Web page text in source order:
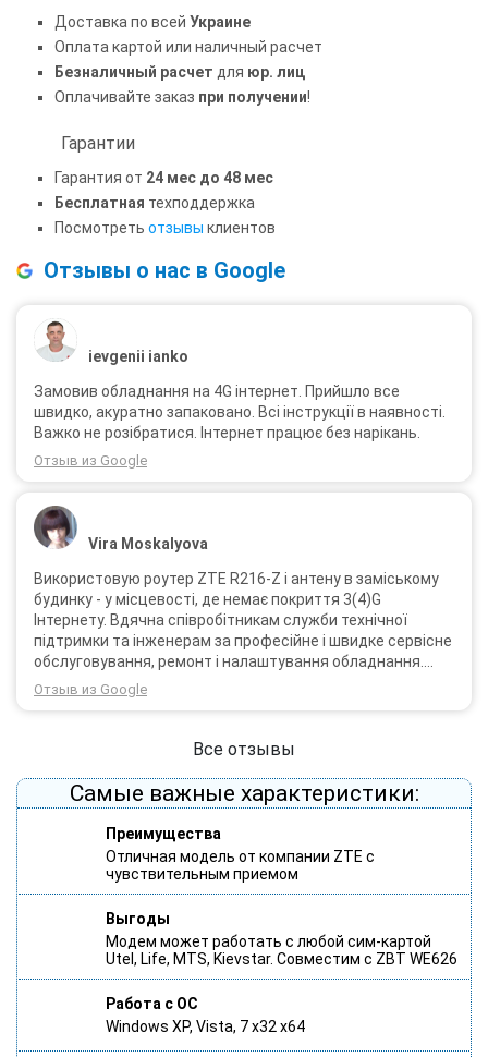
Доставка по всей Украине
Оплата картой или наличный расчет
Безналичный расчет для юр. лиц
Оплачивайте заказ при получении!
Гарантии
Гарантия от 24 мес до 48 мес
Бесплатная техподдержка
Посмотреть отзывы клиентов
Отзывы о нас в Google
ievgenii ianko
Замовив обладнання на 4G інтернет. Прийшло все
швидко, акуратно запаковано. Всі інструкції в наявності.
Важко не розібратися. Інтернет працює без нарікань.
Отзыв из Google
Vira Moskalyova
Використовую роутер ZTE R216-Z і антену в заміському
будинку - у місцевості, де немає покриття 3(4)G
Інтернету. Вдячна співробітникам служби технічної
підтримки та інженерам за професійне і швидке сервісне
обслуговування, ремонт і налаштування обладнання.
Через 3 роки після покупки я не шкодую про прийняте
тоді рішення придбати обладнання в компанії 3G star
Отзыв из Google
Все отзывы
Самые важные характеристики:
Преимущества
Отличная модель от компании ZTE с
чувствительным приемом
Выгоды
Модем может работать с любой сим-картой
Utel, Life, MTS, Kievstar. Совместим с ZBT WE626
Работа с ОС
Windows XP, Vista, 7 x32 x64